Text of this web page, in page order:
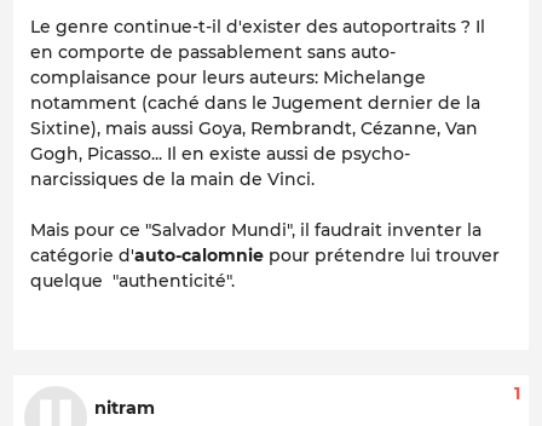
Le genre continue-t-il d'exister des autoportraits ? Il
en comporte de passablement sans auto-
complaisance pour leurs auteurs: Michelange
notamment (caché dans le Jugement dernier de la
Sixtine), mais aussi Goya, Rembrandt, Cézanne, Van
Gogh, Picasso... Il en existe aussi de psycho-
narcissiques de la main de Vinci.
Mais pour ce "Salvador Mundi", il faudrait inventer la
catégorie d'auto-calomnie pour prétendre lui trouver
quelque "authenticité".
nitram
1